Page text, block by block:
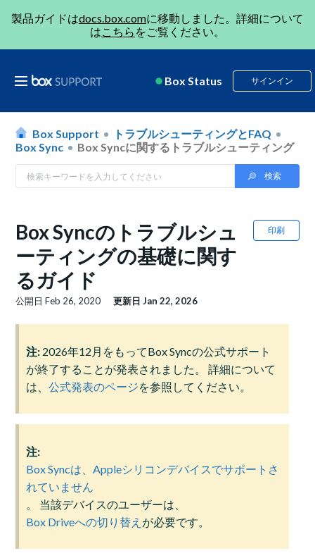
製品ガイドはdocs.box.comに移動しました。詳細について
はこちら をご覧ください。
Box Status サインイン
Box Support
トラブルシューティングとFAQ
Box Sync
Box Syncに関するトラブルシューティング
印刷
Box Syncのトラブルシュ
ーティングの基礎に関す
るガイド
公開日Feb 26, 2020 更新日Jan 22, 2026
注: 2026年12月をもってBox Syncの公式サポート
が終了することが発表されました。 詳細について
は、公式発表のページを参照してください。
注:
Box Syncは、Appleシリコンデバイスでサポートさ
れていません
。 当該デバイスのユーザーは、
Box Driveへの切り替え が必要です。